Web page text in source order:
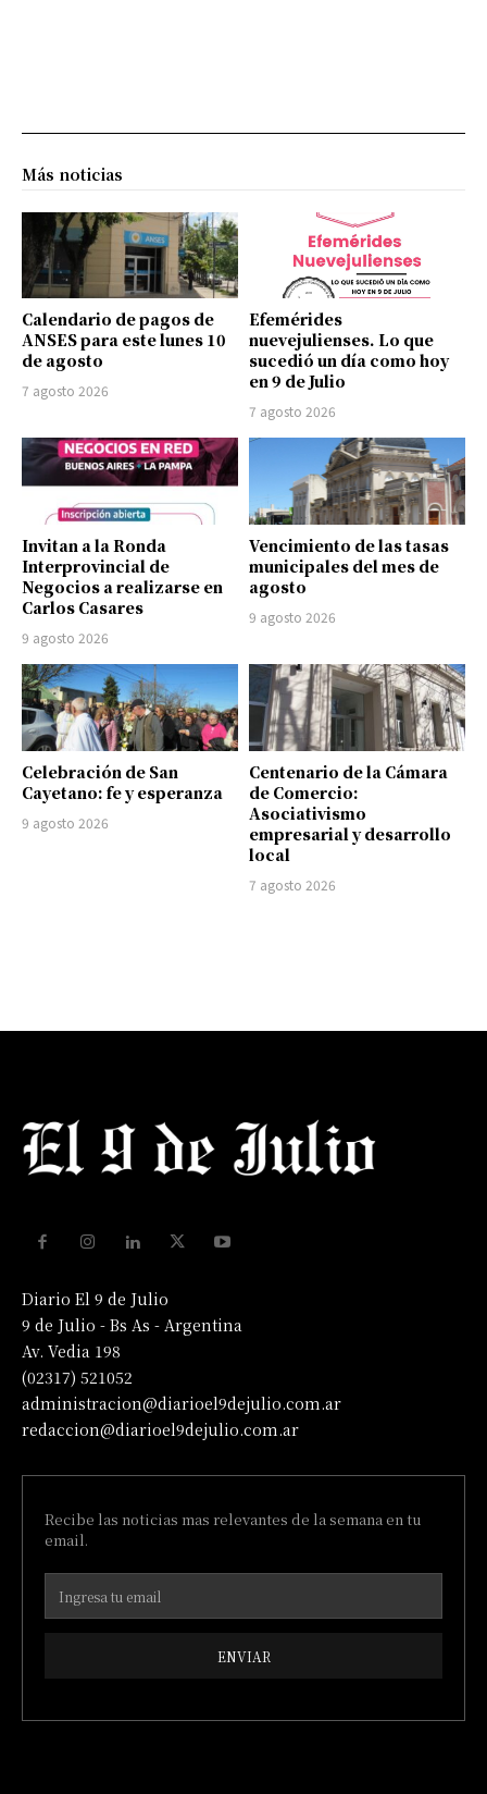
Más noticias
Calendario de pagos de
ANSES para este lunes 10
de agosto
7 agosto 2026
Efemérides
nuevejulienses. Lo que
sucedió un día como hoy
en 9 de Julio
7 agosto 2026
Invitan a la Ronda
Interprovincial de
Negocios a realizarse en
Carlos Casares
9 agosto 2026
Vencimiento de las tasas
municipales del mes de
agosto
9 agosto 2026
Celebración de San
Cayetano: fe y esperanza
9 agosto 2026
Centenario de la Cámara
de Comercio:
Asociativismo
empresarial y desarrollo
local
7 agosto 2026
Diario El 9 de Julio
9 de Julio - Bs As - Argentina
Av. Vedia 198
(02317) 521052
administracion@diarioel9dejulio.com.ar
redaccion@diarioel9dejulio.com.ar
Recibe las noticias mas relevantes de la semana en tu
email.
ENVIAR